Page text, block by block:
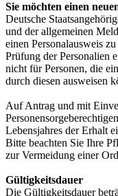
Sie möchten einen
Deutsche
und der allgemeinen
einen Personalausweis
Prüfung der Personalien
nicht für Personen, die
durch diesen ausweisen
Auf Antrag und mit
Lebensjahres der Erhalt
Bitte beachten Sie Ihre
zur Vermeidung einer
Gültigkeitsdauer
Die Gültigkeitsdauer